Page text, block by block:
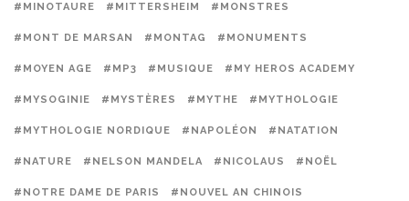
#MINOTAURE #MITTERSHEIM #MONSTRES
#MONT DE MARSAN #MONTAG #MONUMENTS
#MOYEN AGE #MP3 #MUSIQUE #MY HEROS ACADEMY
#MYSOGINIE #MYSTÈRES #MYTHE #MYTHOLOGIE
#MYTHOLOGIE NORDIQUE #NAPOLÉON #NATATION
#NATURE #NELSON MANDELA #NICOLAUS #NOËL
#NOTRE DAME DE PARIS #NOUVEL AN CHINOIS